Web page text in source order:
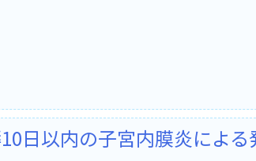
日以内の子宮内膜炎によ